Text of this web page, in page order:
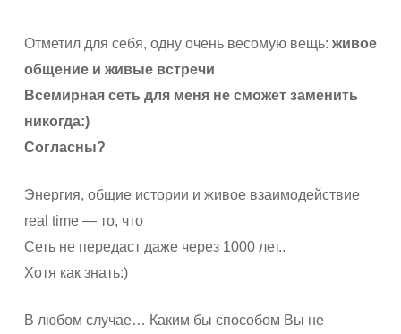
Отметил для себя, одну очень весомую вещь: живое
общение и живые встречи
Всемирная сеть для меня не сможет заменить
никогда:)
Согласны?
Энергия, общие истории и живое взаимодействие
real time — то, что
Сеть не передаст даже через 1000 лет..
Хотя как знать:)
В любом случае… Каким бы способом Вы не